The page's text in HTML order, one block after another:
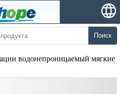
Поиск
водонепроницаемый мягкие